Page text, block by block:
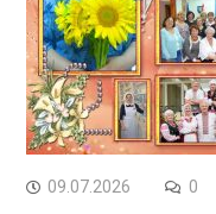
09.07.2026 0